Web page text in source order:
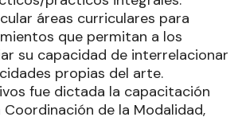
áreas curriculares para
que permitan a los
su capacidad de interrelacionar
propias del arte.
fue dictada la capacitación
Coordinación de la Modalidad,